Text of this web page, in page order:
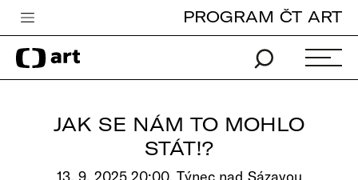
Česká televize
Zpravodajství
TV program
PROGRAM ČT ART
JAK SE NÁM TO MOHLO
STÁT!?